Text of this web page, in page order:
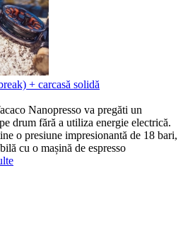
Nanopresso va pregăti un
drum fără a utiliza energie electrică.
o presiune impresionantă de 18 bari,
cu o mașină de espresso